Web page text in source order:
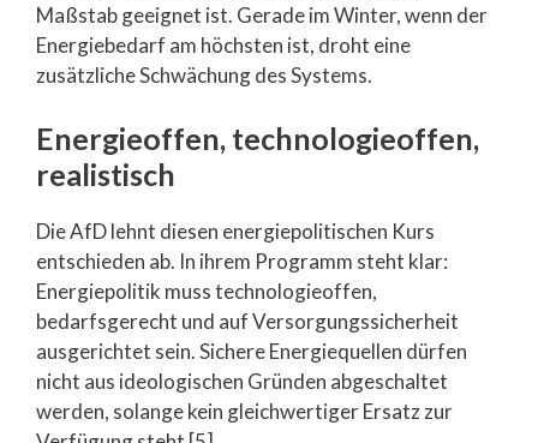
Maßstab geeignet ist. Gerade im Winter, wenn der
Energiebedarf am höchsten ist, droht eine
zusätzliche Schwächung des Systems.
Energieoffen, technologieoffen,
realistisch
Die AfD lehnt diesen energiepolitischen Kurs
entschieden ab. In ihrem Programm steht klar:
Energiepolitik muss technologieoffen,
bedarfsgerecht und auf Versorgungssicherheit
ausgerichtet sein. Sichere Energiequellen dürfen
nicht aus ideologischen Gründen abgeschaltet
werden, solange kein gleichwertiger Ersatz zur